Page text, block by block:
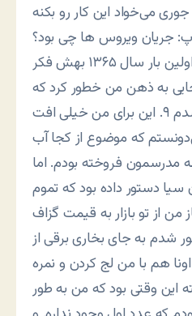
پ: جریان ویروس ها چی بود؟
ن: ویروس‌ها رو برای اولین بار سال ۱۳۶۵ بهش فکر
به ذهن من خطور کرد که
من نمره ریاضیم رو شدم ۹. این برای من خیلی افت
که موضوع از کجا آب
مدرسمون فروخته بودم. اما
سیا دستور داده بود که تموم
من از تو بازار به قیمت گزاف
شدم به جای بخاری برقی از
هم با من لج کردن و نمره
این وقتی بود که من به طور